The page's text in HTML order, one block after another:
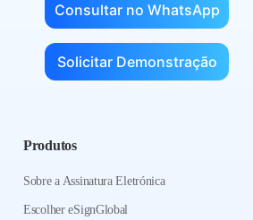
Consultar no WhatsApp
Solicitar Demonstração
Produtos
Sobre a Assinatura Eletrónica
Escolher eSignGlobal